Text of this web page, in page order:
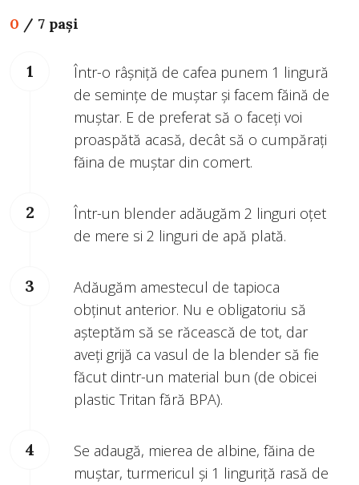
0 / 7 pași
Într-o râșniță de cafea punem 1 lingură
de semințe de muștar și facem făină de
muștar. E de preferat să o faceți voi
proaspătă acasă, decât să o cumpărați
făina de muștar din comert.
Într-un blender adăugăm 2 linguri oțet
de mere si 2 linguri de apă plată.
Adăugăm amestecul de tapioca
obținut anterior. Nu e obligatoriu să
așteptăm să se răcească de tot, dar
aveți grijă ca vasul de la blender să fie
făcut dintr-un material bun (de obicei
plastic Tritan fără BPA).
Se adaugă, mierea de albine, făina de
muștar, turmericul și 1 linguriță rasă de